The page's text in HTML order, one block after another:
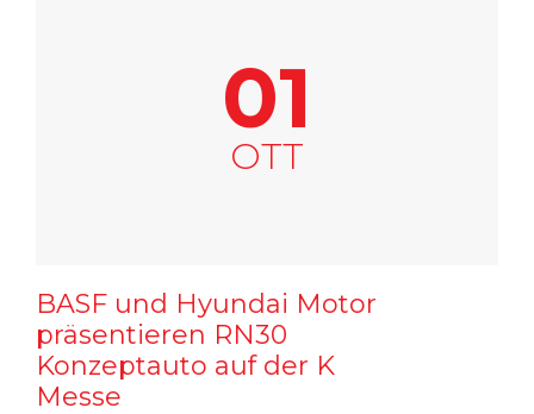
01
OTT
BASF und Hyundai Motor
präsentieren RN30
Konzeptauto auf der K
Messe